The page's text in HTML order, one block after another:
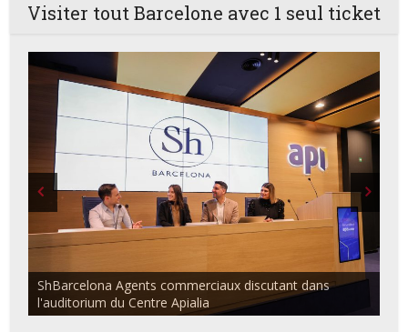
Visiter tout Barcelone avec 1 seul ticket
ShBarcelona Agents commerciaux discutant dans
l'auditorium du Centre Apialia